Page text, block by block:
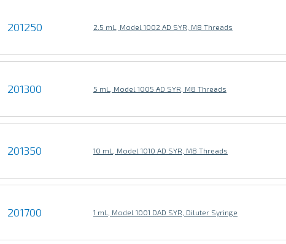
201250 2.5 mL, Model 1002 AD SYR, M8 Threads
201300 5 mL, Model 1005 AD SYR, M8 Threads
201350 10 mL, Model 1010 AD SYR, M8 Threads
201700 1 mL, Model 1001 DAD SYR, Diluter Syringe